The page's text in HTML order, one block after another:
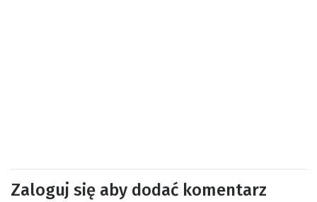
Zaloguj się aby dodać komentarz